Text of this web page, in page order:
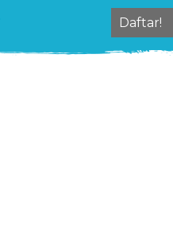
Daftar!